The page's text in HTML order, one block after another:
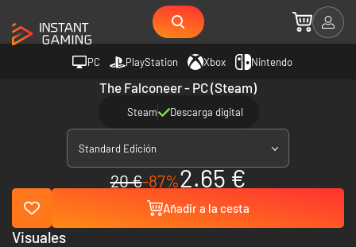
PC PlayStation Xbox Nintendo
The Falconeer - PC (Steam)
Steam Descarga digital
Standard Edición
20 €-87%2.65 €
Añadir a la cesta
Visuales